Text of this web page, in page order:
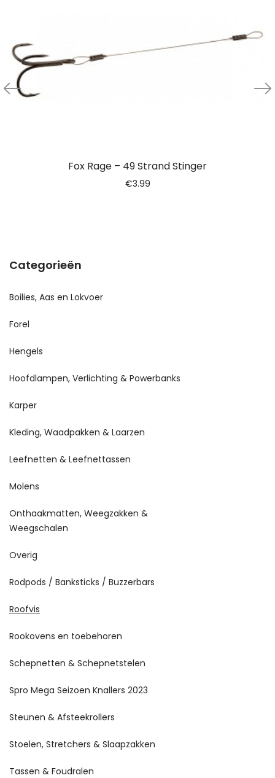
Fox Rage – 49 Strand Stinger
€3.99
Categorieën
Boilies, Aas en Lokvoer
Forel
Hengels
Hoofdlampen, Verlichting & Powerbanks
Karper
Kleding, Waadpakken & Laarzen
Leefnetten & Leefnettassen
Molens
Onthaakmatten, Weegzakken &
Weegschalen
Overig
Rodpods / Banksticks / Buzzerbars
Roofvis
Rookovens en toebehoren
Schepnetten & Schepnetstelen
Spro Mega Seizoen Knallers 2023
Steunen & Afsteekrollers
Stoelen, Stretchers & Slaapzakken
Tassen & Foudralen